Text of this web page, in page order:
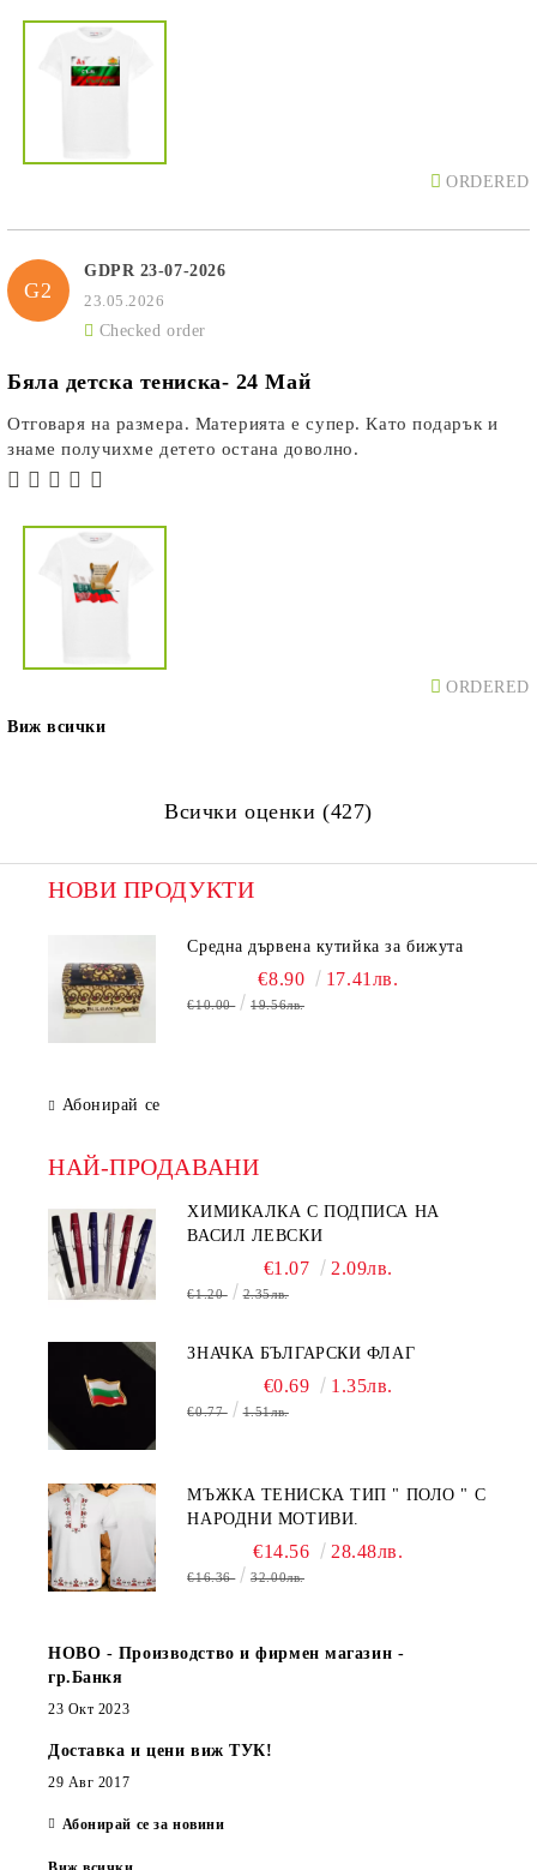
ORDERED
G2
GDPR 23-07-2026
23.05.2026
Checked order
Бяла детска тениска- 24 Май
Отговаря на размера. Материята е супер. Като подарък и
знаме получихме детето остана доволно.
ORDERED
Виж всички
Всички оценки (427)
НОВИ ПРОДУКТИ
Средна дървена кутийка за бижута
€8.90 17.41лв.
€10.00 19.56лв.
Абонирай се
НАЙ-ПРОДАВАНИ
ХИМИКАЛКА С ПОДПИСА НА
ВАСИЛ ЛЕВСКИ
€1.07 2.09лв.
€1.20 2.35лв.
ЗНАЧКА БЪЛГАРСКИ ФЛАГ
€0.69 1.35лв.
€0.77 1.51лв.
МЪЖКА ТЕНИСКА ТИП " ПОЛО " С
НАРОДНИ МОТИВИ.
€14.56 28.48лв.
€16.36 32.00лв.
НОВО - Производство и фирмен магазин -
гр.Банкя
23 Окт 2023
Доставка и цени виж ТУК!
29 Авг 2017
Абонирай се за новини